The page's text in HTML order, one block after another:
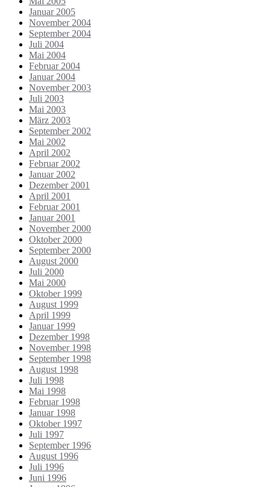
Januar 2005
November 2004
September 2004
Juli 2004
Mai 2004
Februar 2004
Januar 2004
November 2003
Juli 2003
Mai 2003
März 2003
September 2002
Mai 2002
April 2002
Februar 2002
Januar 2002
Dezember 2001
April 2001
Februar 2001
Januar 2001
November 2000
Oktober 2000
September 2000
August 2000
Juli 2000
Mai 2000
Oktober 1999
August 1999
April 1999
Januar 1999
Dezember 1998
November 1998
September 1998
August 1998
Juli 1998
Mai 1998
Februar 1998
Januar 1998
Oktober 1997
Juli 1997
September 1996
August 1996
Juli 1996
Juni 1996